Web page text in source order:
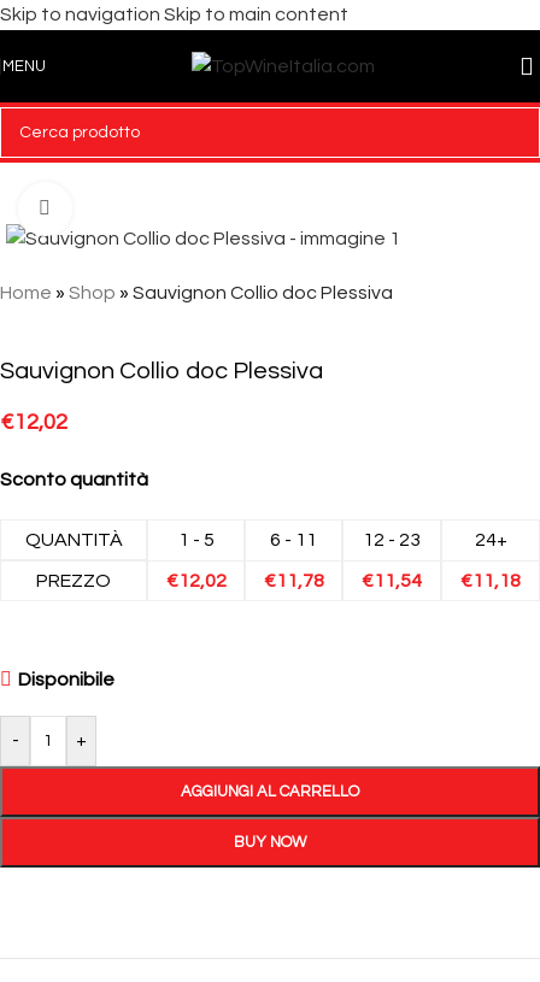
Skip to navigation Skip to main content
MENU
Home » Shop » Sauvignon Collio doc Plessiva
Sauvignon Collio doc Plessiva
€12,02
Sconto quantità
QUANTITÀ 1 - 5 6 - 11 12 - 23 24+
PREZZO €12,02 €11,78 €11,54 €11,18
Disponibile
- +
AGGIUNGI AL CARRELLO
BUY NOW